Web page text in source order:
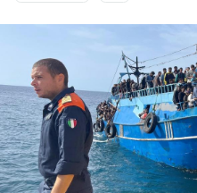
PODCAST
NEWSLETTER
I MIEI PREFERITI